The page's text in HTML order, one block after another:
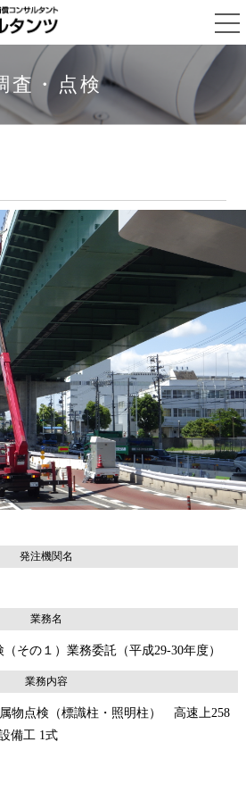
査・点検
発注機関名
業務名
その１）業務委託（平成29-30年度）
業務内容
物点検（標識柱・照明柱） 高速上258
備工 1式